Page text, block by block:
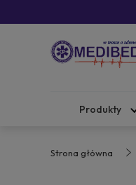
Produkty
Strona główna